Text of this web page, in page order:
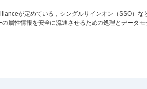
が定めている，シングルサインオン（SSO）な
属性情報を安全に流通させるための処理とデータモ